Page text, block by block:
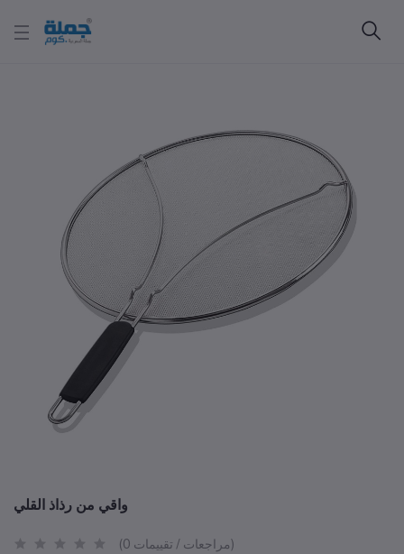
واقي من رذاذ القلي
(0 مراجعات / تقييمات)